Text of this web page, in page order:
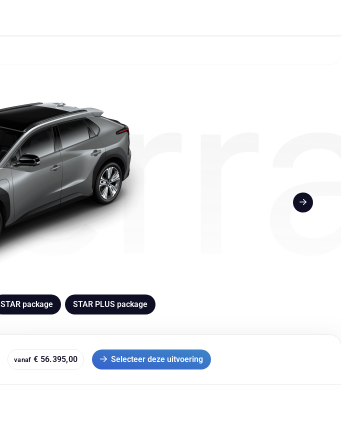
STAR package STAR PLUS package
vanaf € 56.395,00 Selecteer deze uitvoering